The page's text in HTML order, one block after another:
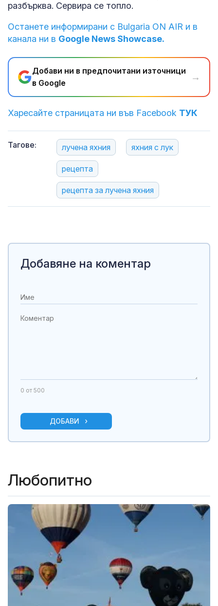
разбърква. Сервира се топло.
Останете информирани с Bulgaria ON AIR и в
канала ни в Google News Showcase.
Добави ни в предпочитани източници
в Google
→
Харесайте страницата ни във Facebook ТУК
Тагове: лучена яхния яхния с лук
рецепта
рецепта за лучена яхния
Добавяне на коментар
0 от 500
ДОБАВИ
Любопитно